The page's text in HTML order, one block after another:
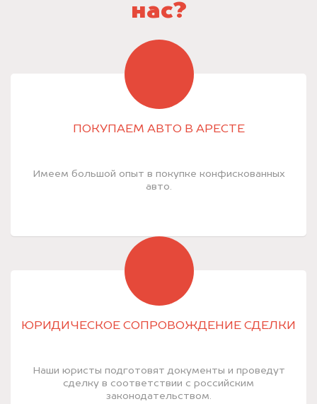
нас?
ПОКУПАЕМ АВТО В АРЕСТЕ
Имеем большой опыт в покупке конфискованных
авто.
ЮРИДИЧЕСКОЕ СОПРОВОЖДЕНИЕ СДЕЛКИ
Наши юристы подготовят документы и проведут
сделку в соответствии с российским
законодательством.